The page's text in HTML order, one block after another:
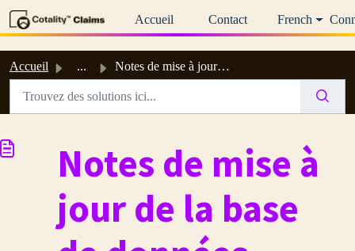
Accueil
Contact French
Accueil ... Notes de mise à jour de la base de données Cotality avril...
Notes de mise à
jour de la base